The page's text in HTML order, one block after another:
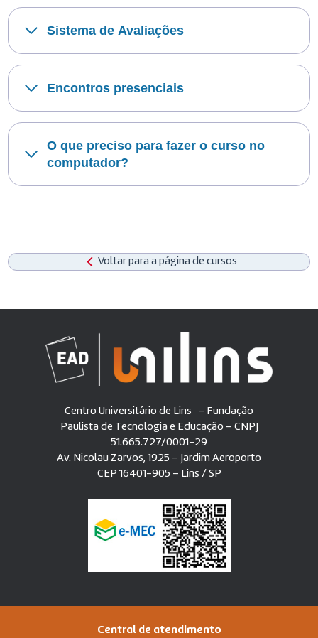
Sistema de Avaliações
Encontros presenciais
O que preciso para fazer o curso no
computador?
Voltar para a página de cursos
Centro Universitário de Lins - Fundação
Paulista de Tecnologia e Educação – CNPJ
51.665.727/0001-29
Av. Nicolau Zarvos, 1925 – Jardim Aeroporto
CEP 16401-905 – Lins / SP
Central de atendimento